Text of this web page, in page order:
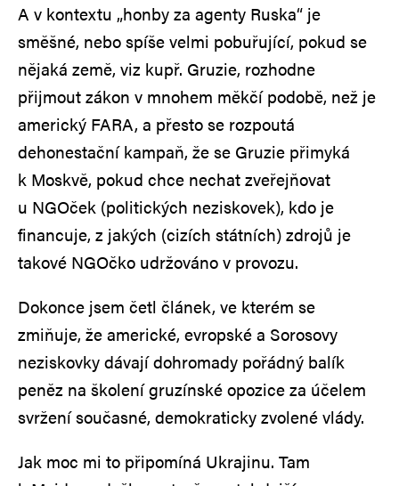
A v kontextu „honby za agenty Ruska“ je
směšné, nebo spíše velmi pobuřující, pokud se
nějaká země, viz kupř. Gruzie, rozhodne
přijmout zákon v mnohem měkčí podobě, než je
americký FARA, a přesto se rozpoutá
dehonestační kampaň, že se Gruzie přimyká
k Moskvě, pokud chce nechat zveřejňovat
u NGOček (politických neziskovek), kdo je
financuje, z jakých (cizích státních) zdrojů je
takové NGOčko udržováno v provozu.
Dokonce jsem četl článek, ve kterém se
zmiňuje, že americké, evropské a Sorosovy
neziskovky dávají dohromady pořádný balík
peněz na školení gruzínské opozice za účelem
svržení současné, demokraticky zvolené vlády.
Jak moc mi to připomíná Ukrajinu. Tam